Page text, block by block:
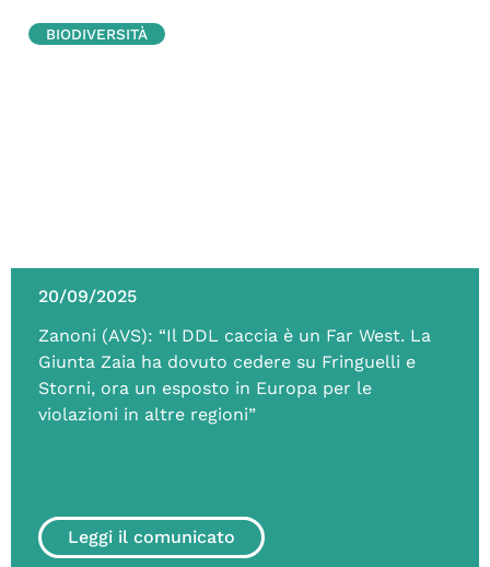
20/09/2025
Zanoni (AVS): “Il DDL caccia è un Far West. La
Giunta Zaia ha dovuto cedere su Fringuelli e
Storni, ora un esposto in Europa per le
violazioni in altre regioni”
Leggi il comunicato
BIODIVERSITÀ